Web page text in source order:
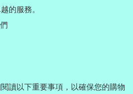
的服務。
讀以下重要事項，以確保您的購物